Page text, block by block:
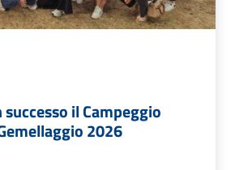
il Campeggio
2026